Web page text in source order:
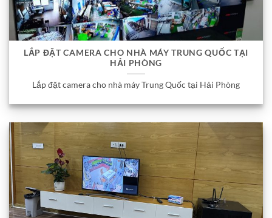
LẮP ĐẶT CAMERA CHO NHÀ MÁY TRUNG QUỐC TẠI
HẢI PHÒNG
Lắp đặt camera cho nhà máy Trung Quốc tại Hải Phòng